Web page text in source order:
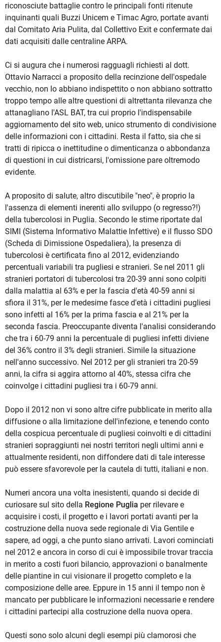
riconosciute battaglie contro le principali fonti ritenute
inquinanti quali Buzzi Unicem e Timac Agro, portate avanti
dal Comitato Aria Pulita, dal Collettivo Exit e confermate dai
dati acquisiti dalle centraline ARPA.
Ci si augura che i numerosi ragguagli richiesti al dott.
Ottavio Narracci a proposito della recinzione dell'ospedale
vecchio, non lo abbiano indispettito o non abbiano sottratto
troppo tempo alle altre questioni di altrettanta rilevanza che
attanagliano l'ASL BAT, tra cui proprio l'indispensabile
aggiornamento del sito web, unico strumento di condivisione
delle informazioni con i cittadini. Resta il fatto, sia che si
tratti di ripicca o inettitudine o dimenticanza o abbondanza
di questioni in cui districarsi, l'omissione pare oltremodo
evidente.
A proposito di salute, altro discutibile "neo", è proprio la
l'assenza di elementi inerenti allo sviluppo (o regresso?!)
della tubercolosi in Puglia. Secondo le stime riportate dal
SIMI (Sistema Informativo Malattie Infettive) e il flusso SDO
(Scheda di Dimissione Ospedaliera), la presenza di
tubercolosi è certificata fino al 2012, evidenziando
percentuali variabili tra pugliesi e stranieri. Se nel 2011 gli
stranieri portatori di tubercolosi tra 20-39 anni sono colpiti
dalla malattia al 63% e per la fascia d'età 40-59 anni si
sfiora il 31%, per le medesime fasce d'età i cittadini pugliesi
sono infetti al 16% per la prima fascia e al 21% per la
seconda fascia. Preoccupante diventa l'analisi considerando
che tra i 60-79 anni la percentuale di pugliesi infetti diviene
del 36% contro il 3% degli stranieri. Simile la situazione
nell'anno successivo. Nel 2012 per gli stranieri tra 20-59
anni, la cifra si aggira attorno al 40%, stessa cifra che
coinvolge i cittadini pugliesi tra i 60-79 anni.
Dopo il 2012 non vi sono altre cifre pubblicate in merito alla
diffusione o alla limitazione dell'infezione, e tenendo conto
della cospicua percentuale di pugliesi coinvolti e di cittadini
stranieri sopraggiunti nei nostri territori negli ultimi anni e
attualmente residenti, non diffondere dati di tale interesse
può essere sfavorevole per la cautela di tutti, italiani e non.
Numeri ancora una volta inesistenti, quando si decide di
curiosare sul sito della Regione Puglia per rilevare e
acquisire i costi, il progetto e i lavori portati avanti per la
costruzione della nuova sede regionale di Via Gentile e
sapere, ad oggi, a che punto siano arrivati. Lavori cominciati
nel 2012 e ancora in corso di cui è impossibile trovar traccia
in merito a costi fuori bilancio, approvazioni o banalmente
delle piantine in cui visionare il progetto completo e la
composizione delle aree. Eppure in 15 anni il tempo non è
mancato per pubblicare le informazioni necessarie e rendere
i cittadini partecipi alla costruzione della nuova opera.
Questi sono solo alcuni degli esempi più clamorosi che